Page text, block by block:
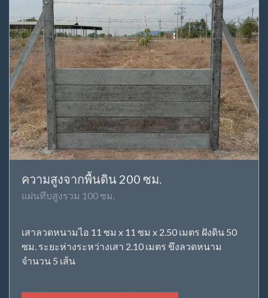
ความสูงจากพื้นดิน 200 ซม.
แผ่นทึบสูงรวม 100 ซม.
เสาลวดหนามไอ 11 ซม x 11 ซม x 2.50 เมตร ฝังดิน 50
ซม. ระยะห่างระหว่างเสา 2.10 เมตร ขึงลวดหนาม
จำนวน 5 เส้น